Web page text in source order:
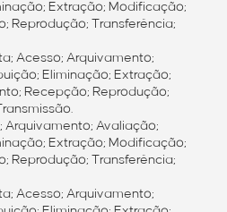
Extração; Modificação;
Reprodução; Transferência;
Acesso; Arquivamento;
Eliminação; Extração;
Recepção; Reprodução;
Arquivamento; Avaliação;
Extração; Modificação;
Reprodução; Transferência;
Acesso; Arquivamento;